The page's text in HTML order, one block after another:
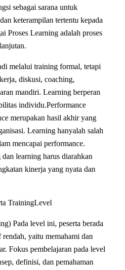
sebagai sarana untuk
keterampilan tertentu kepada
Proses Learning adalah proses
melalui training formal, tetapi
diskusi, coaching,
mandiri. Learning berperan
individu.Performance
merupakan hasil akhir yang
Learning hanyalah salah
mencapai performance.
learning harus diarahkan
kinerja yang nyata dan
TrainingLevel
Pada level ini, peserta berada
yaitu memahami dan
Fokus pembelajaran pada level
definisi, dan pemahaman